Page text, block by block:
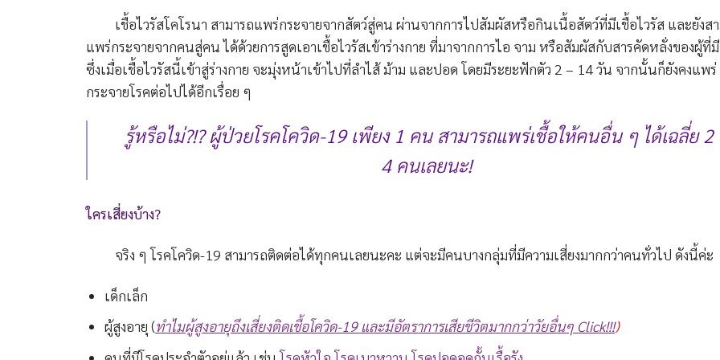
เชื้อไวรัสโคโรนา สามารถแพร่กระจายจากสัตว์สู่คน ผ่านจากการไปสัมผัสหรือกินเนื้อสัตว์ที่มีเชื้อไวรัส และยังส
แพร่กระจายจากคนสู่คน ได้ด้วยการสูดเอาเชื้อไวรัสเข้าร่างกาย ที่มาจากการไอ จาม หรือสัมผัสกับสารคัดหลั่งของผู้ที่
ซึ่งเมื่อเชื้อไวรัสนี้เข้าสู่ร่างกาย จะมุ่งหน้าเข้าไปที่ลำไส้ ม้าม และปอด โดยมีระยะฟักตัว 2 – 14 วัน จากนั้นก็ยังคงแพร่
กระจายโรคต่อไปได้อีกเรื่อย ๆ
รู้หรือไม่?!? ผู้ป่วยโรคโควิด-19 เพียง 1 คน สามารถแพร่เชื้อให้คนอื่น ๆ ได้เฉลี่ย 2
4 คนเลยนะ!
ใครเสี่ยงบ้าง?
จริง ๆ โรคโควิด-19 สามารถติดต่อได้ทุกคนเลยนะคะ แต่จะมีคนบางกลุ่มที่มีความเสี่ยงมากกว่าคนทั่วไป ดังนี้ค่ะ
เด็กเล็ก
ผู้สูงอายุ (ทำไมผู้สูงอายุถึงเสี่ยงติดเชื้อโควิด-19 และมีอัตราการเสียชีวิตมากกว่าวัยอื่นๆ Click!!!)